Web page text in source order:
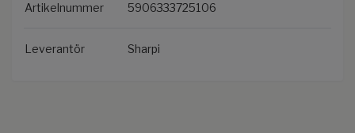
Artikelnummer 5906333725106
Leverantör Sharpi